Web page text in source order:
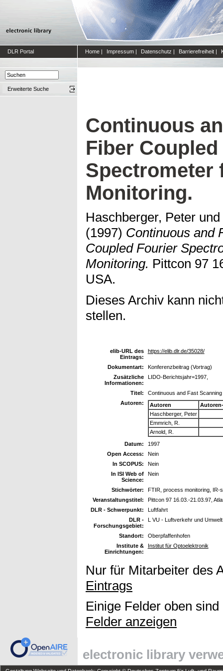
DLR Portal Home | Impressum | Datenschutz | Barrierefreiheit |
Erweiterte Suche
Continuous
Fiber
Spectrometer
Monitoring.
Haschberger, Peter und
(1997) Continuous and
Coupled Fourier
Monitoring. Pittcon 97
USA.
Dieses Archiv kann
stellen.
elib-URL des
Eintrags:
https://elib.dlr.de/35028/
Dokumentart:
Konferenzbeitrag (Vortrag)
Zusätzliche
Informationen:
LIDO-Berichtsjahr=1997,
Titel:
Continuous and Fast
Autoren:
Autoren
Haschberger, Peter
Emmrich, R.
Arnold, R.
Datum:
1997
Open Access:
Nein
In SCOPUS:
Nein
In ISI Web of
Science:
Nein
Stichwörter:
FTIR, process monitoring, IR-
Veranstaltungstitel:
Pittcon 97 16.03.-21.03.97,
DLR - Schwerpunkt:
Luftfahrt
DLR -
Forschungsgebiet:
L VU - Luftverkehr und Umwelt
Standort:
Oberpfaffenhofen
Institute &
Einrichtungen:
Institut für Optoelektronik
Nur für Mitarbeiter des
Eintrags
Einige Felder oben
Felder anzeigen
electronic library